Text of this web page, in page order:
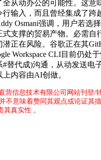
全从动办公的可能性。这意
输入，而且曾经集成了跨
Osmani强调，用户若选
式支撑的贸易产物。必需自
潜正在风险。谷歌正在其
Workspace CLI目前仍处
#替代成)沟通，从动发送电
上内容由AI创做。
营信息技术有限公司网站刊登/
不意味着赞同其观点或论证其
其真实性 。